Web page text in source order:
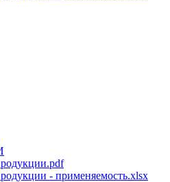
- применяемость.xlsx